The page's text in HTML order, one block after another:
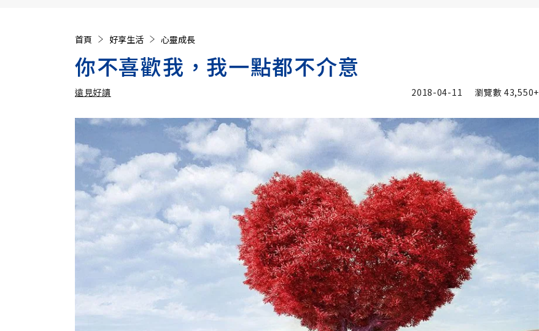
首頁 好享生活 心靈成長
你不喜歡我，我一點都不介意
遠見好讀
遠見好讀 加入追蹤
2018-04-11 瀏覽數43,550+